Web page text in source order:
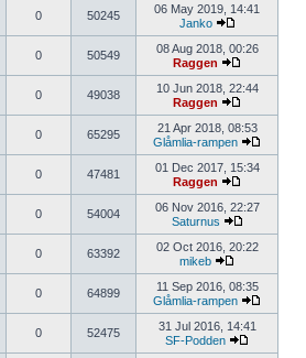
0 50245
06 May 2019, 14:41
Janko
0 50549
08 Aug 2018, 00:26
Raggen
0 49038
10 Jun 2018, 22:44
Raggen
0 65295
21 Apr 2018, 08:53
Glåmlia-rampen
0 47481
01 Dec 2017, 15:34
Raggen
0 54004
06 Nov 2016, 22:27
Saturnus
0 63392
02 Oct 2016, 20:22
mikeb
0 64899
11 Sep 2016, 08:35
Glåmlia-rampen
0 52475
31 Jul 2016, 14:41
SF-Podden